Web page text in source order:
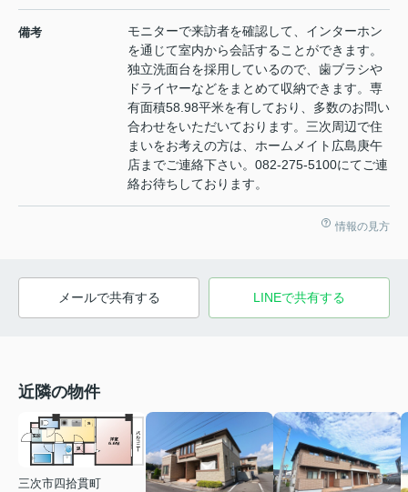
備考
モニターで来訪者を確認して、インターホン
を通じて室内から会話することができます。
独立洗面台を採用しているので、歯ブラシや
ドライヤーなどをまとめて収納できます。専
有面積58.98平米を有しており、多数のお問い
合わせをいただいております。三次周辺で住
まいをお考えの方は、ホームメイト広島庚午
店までご連絡下さい。082-275-5100にてご連
絡お待ちしております。
情報の見方
メールで共有する LINEで共有する
近隣の物件
三次市四拾貫町